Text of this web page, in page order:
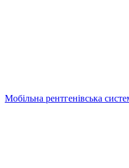
Мобільна рентгенівська